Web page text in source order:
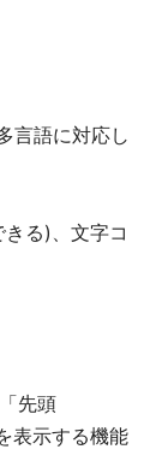
言語に対応し
る)、文字コ
先頭
表示する機能